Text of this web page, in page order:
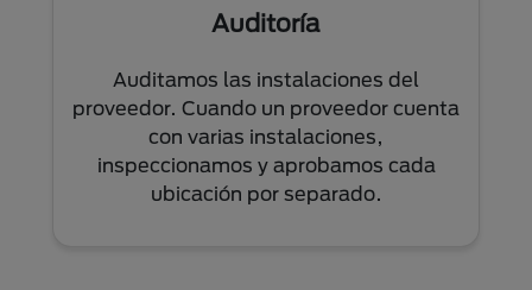
Auditoría
Auditamos las instalaciones del
proveedor. Cuando un proveedor cuenta
con varias instalaciones,
inspeccionamos y aprobamos cada
ubicación por separado.